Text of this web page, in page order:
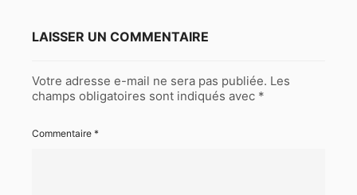
LAISSER UN COMMENTAIRE
Votre adresse e-mail ne sera pas publiée. Les
champs obligatoires sont indiqués avec *
Commentaire *